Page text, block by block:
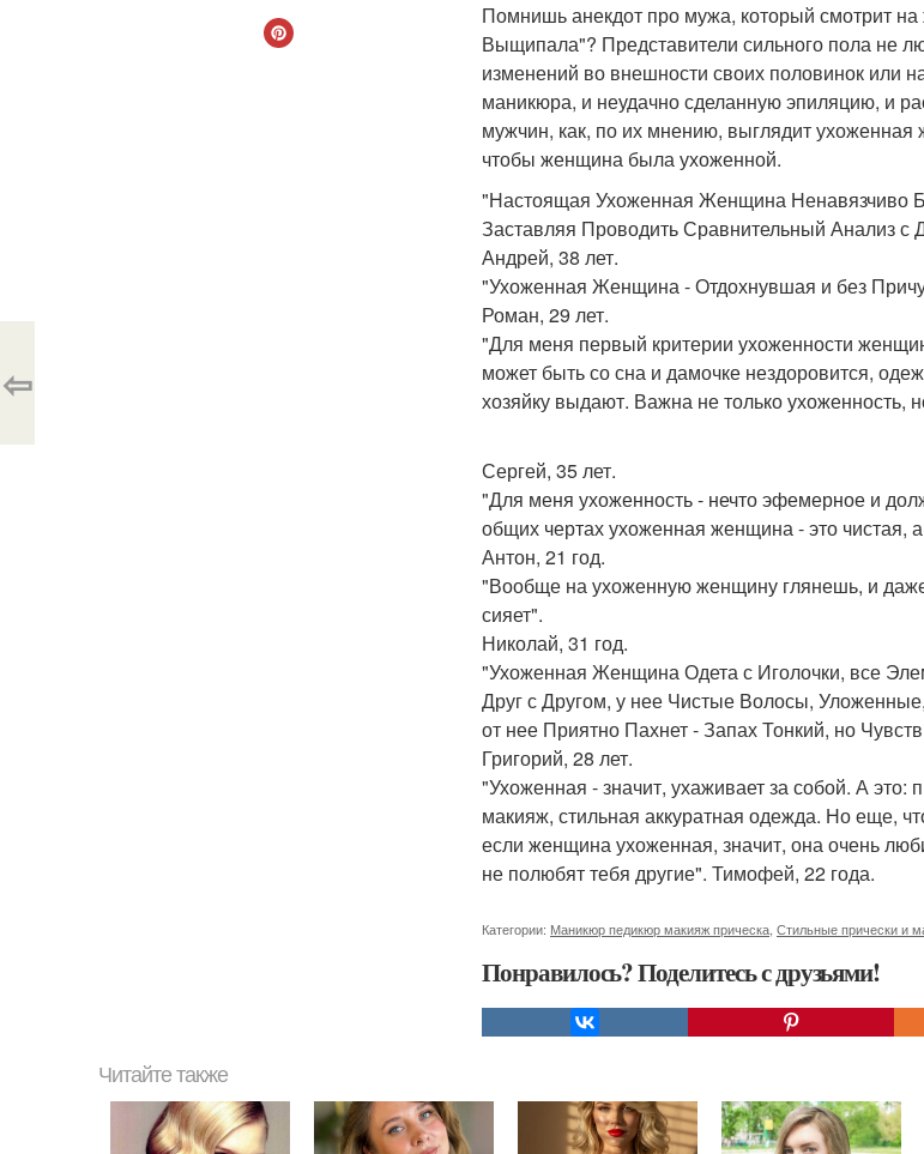
Помнишь анекдот про мужа, который смотрит
Выщипала"? Представители сильного пола не
изменений во внешности своих половинок или
маникюра, и неудачно сделанную эпиляцию, и
мужчин, как, по их мнению, выглядит
чтобы женщина была ухоженной.
"Настоящая Ухоженная Женщина Ненавязчиво
Заставляя Проводить Сравнительный Анализ с
Андрей, 38 лет.
"Ухоженная Женщина - Отдохнувшая и без
Роман, 29 лет.
"Для меня первый критерии ухоженности
может быть со сна и дамочке нездоровится,
хозяйку выдают. Важна не только ухоженность,
Сергей, 35 лет.
"Для меня ухоженность - нечто эфемерное и
общих чертах ухоженная женщина - это чистая,
Антон, 21 год.
"Вообще на ухоженную женщину глянешь, и
сияет".
Николай, 31 год.
"Ухоженная Женщина Одета с Иголочки, все
Друг с Другом, у нее Чистые Волосы,
от нее Приятно Пахнет - Запах Тонкий, но
Григорий, 28 лет.
"Ухоженная - значит, ухаживает за собой. А
макияж, стильная аккуратная одежда. Но еще,
если женщина ухоженная, значит, она очень
не полюбят тебя другие". Тимофей, 22 года.
Категории: Маникюр педикюр макияж прическа Стильные прически и
Понравилось? Поделитесь с друзьями!
⇦
Читайте также